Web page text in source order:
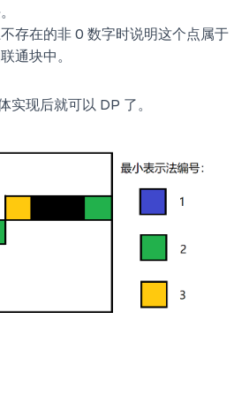
存在的非 0 数字时说明这个点属于
通块中。
实现后就可以 DP 了。